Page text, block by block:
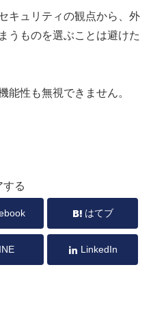
キュリティの観点から、外
うものを選ぶことは避けた
能性も無視できません。
する
はてブ
LinkedIn